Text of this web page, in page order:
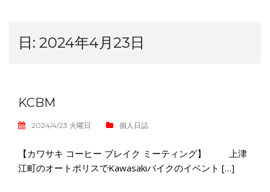
日: 2024年4月23日
KCBM
2024/4/23 火曜日 個人日誌
【カワサキ コーヒー ブレイク ミーティング】 上津
江町のオートポリスでKawasakiバイクのイベント […]